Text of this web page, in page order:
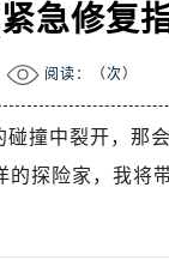
急修复
阅读：（次）
撞中裂开，那
探险家，我将